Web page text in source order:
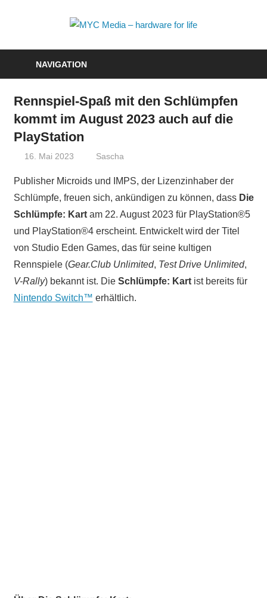
Media
–
NAVIGATION
Rennspiel-Spaß mit den Schlümpfen
kommt im August 2023 auch auf die
PlayStation
16. Mai 2023 Sascha
Publisher Microids und IMPS, der Lizenzinhaber der
Schlümpfe, freuen sich, ankündigen zu können, dass Die
Schlümpfe: Kartam 22. August 2023 für PlayStation®5
und PlayStation®4 erscheint. Entwickelt wird der Titel
von Studio Eden Games, das für seine kultigen
Rennspiele (Gear.Club Unlimited, Test Drive Unlimited,
V-Rally) bekannt ist. Die Schlümpfe: Kartist bereits für
Nintendo Switch™ erhältlich.